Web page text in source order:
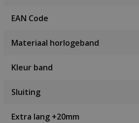
EAN Code
Materiaal horlogeband
Kleur band
Sluiting
Extra lang +20mm